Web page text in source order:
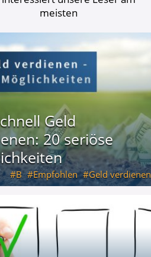
meisten
Geld
20 seriöse
B Empfohlen Geld verdienen